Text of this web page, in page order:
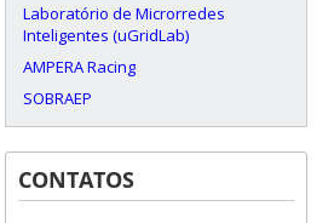
Laboratório de Microrredes
Inteligentes (uGridLab)
AMPERA Racing
SOBRAEP
CONTATOS